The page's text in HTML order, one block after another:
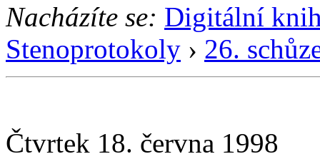
Nacházíte se: Digitální
Stenoprotokoly › 26.
Čtvrtek 18. června 1998